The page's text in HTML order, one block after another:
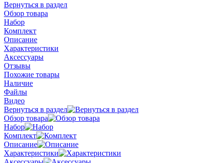
Вернуться в раздел
Обзор товара
Набор
Комплект
Описание
Характеристики
Аксессуары
Отзывы
Похожие товары
Наличие
Файлы
Видео
Вернуться в раздел
Обзор товара
Набор
Комплект
Описание
Характеристики